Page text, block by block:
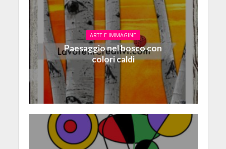
ARTE E IMMAGINE
Paesaggio nel bosco con
colori caldi